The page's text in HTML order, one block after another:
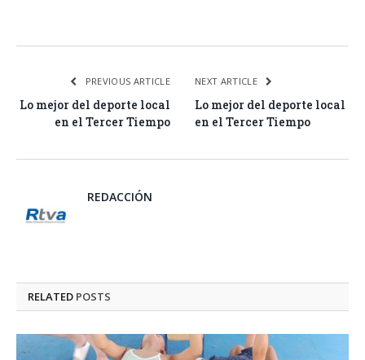
PREVIOUS ARTICLE
Lo mejor del deporte local
en el Tercer Tiempo
NEXT ARTICLE
Lo mejor del deporte local
en el Tercer Tiempo
REDACCIÓN
RELATED POSTS